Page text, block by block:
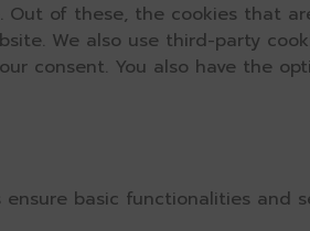
of these, the cookies that
We also use third-party
consent. You also have the
basic functionalities and